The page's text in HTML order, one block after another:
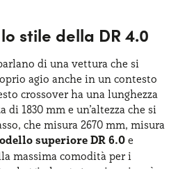
in Italia. Non sorprende che
, una soluzione ideale per chi
gestione senza rinunciare a
è rivolta soprattutto alle
da un notevole spazio interno
esterne. Molto apprezzate
stile della DR 4.0
di una vettura che si
agio anche in un contesto
crossover ha una lunghezza
di 1830 mm e un’altezza che si
che misura 2670 mm, misura
superiore DR 6.0 e
massima comodità per i